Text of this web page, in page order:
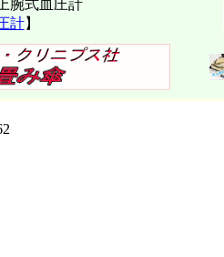
腕式血圧計
計】